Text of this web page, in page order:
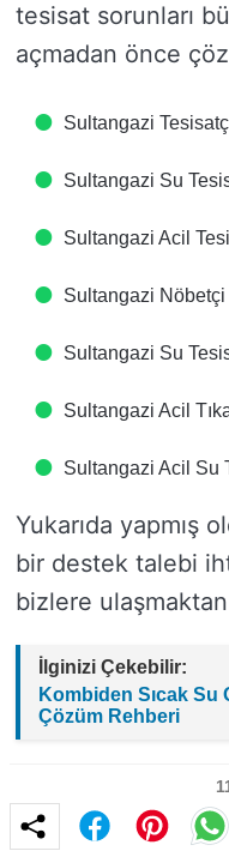
tesisat sorunları
açmadan önce
Sultangazi
Sultangazi Su
Sultangazi Acil
Sultangazi Nöbetçi
Sultangazi Su
Sultangazi Acil
Sultangazi Acil Su
Yukarıda yapmış
bir destek talebi
bizlere
İlginizi Çekebilir:
Kombiden Sıcak Su
Çözüm Rehberi